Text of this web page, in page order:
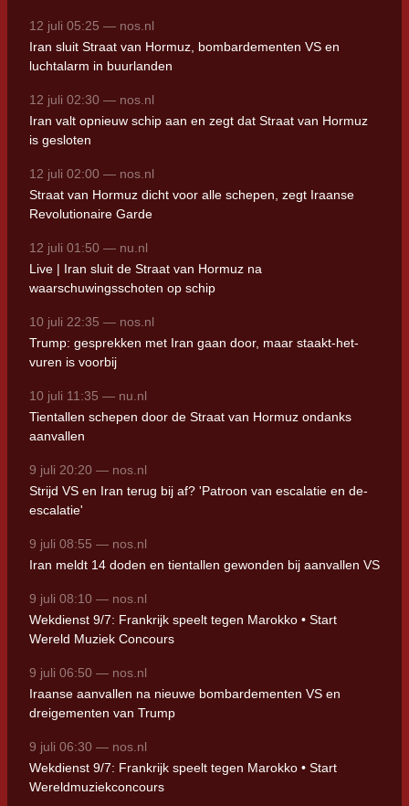
12 juli 05:25 — nos.nl
Iran sluit Straat van Hormuz, bombardementen VS en
luchtalarm in buurlanden
12 juli 02:30 — nos.nl
Iran valt opnieuw schip aan en zegt dat Straat van Hormuz
is gesloten
12 juli 02:00 — nos.nl
Straat van Hormuz dicht voor alle schepen, zegt Iraanse
Revolutionaire Garde
12 juli 01:50 — nu.nl
Live | Iran sluit de Straat van Hormuz na
waarschuwingsschoten op schip
10 juli 22:35 — nos.nl
Trump: gesprekken met Iran gaan door, maar staakt-het-
vuren is voorbij
10 juli 11:35 — nu.nl
Tientallen schepen door de Straat van Hormuz ondanks
aanvallen
9 juli 20:20 — nos.nl
Strijd VS en Iran terug bij af? 'Patroon van escalatie en de-
escalatie'
9 juli 08:55 — nos.nl
Iran meldt 14 doden en tientallen gewonden bij aanvallen VS
9 juli 08:10 — nos.nl
Wekdienst 9/7: Frankrijk speelt tegen Marokko • Start
Wereld Muziek Concours
9 juli 06:50 — nos.nl
Iraanse aanvallen na nieuwe bombardementen VS en
dreigementen van Trump
9 juli 06:30 — nos.nl
Wekdienst 9/7: Frankrijk speelt tegen Marokko • Start
Wereldmuziekconcours